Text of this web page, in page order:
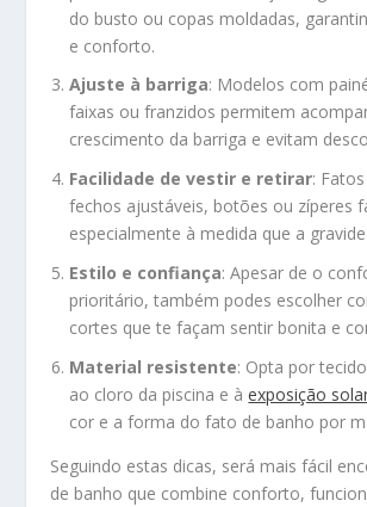
do busto ou copas moldadas,
e conforto.
Ajuste à barriga: Modelos com
faixas ou franzidos permitem
crescimento da barriga e evitam
Facilidade de vestir e retirar:
fechos ajustáveis, botões ou zíperes
especialmente à medida que a
Estilo e confiança: Apesar de o
prioritário, também podes escolher
cortes que te façam sentir bonita e
Material resistente: Opta por
ao cloro da piscina e àexposição
cor e a forma do fato de banho por
Seguindo estas dicas, será mais fácil
de banho que combine conforto,